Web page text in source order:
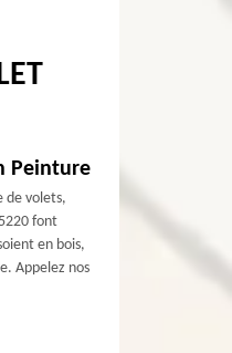
Peinture
de volets,
font
en bois,
Appelez nos